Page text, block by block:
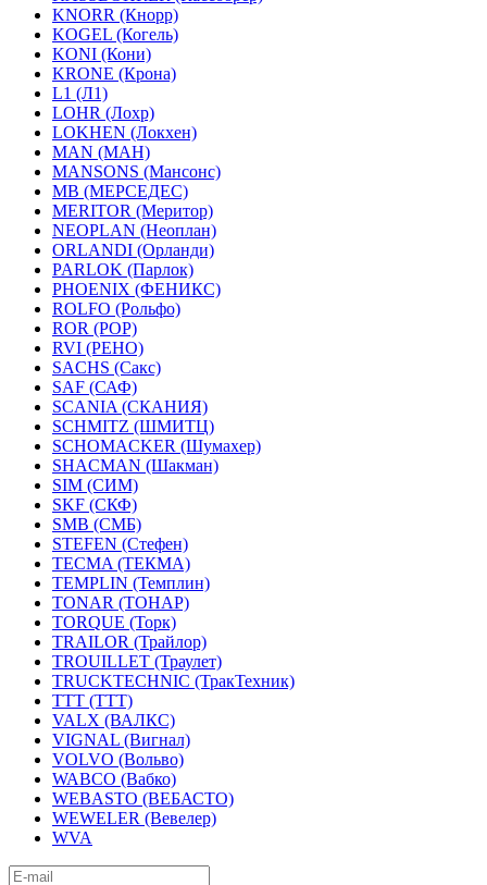
KNORR (Кнорр)
KOGEL (Когель)
KONI (Кони)
KRONE (Крона)
L1 (Л1)
LOHR (Лохр)
LOKHEN (Локхен)
MAN (МАН)
MANSONS (Мансонс)
MB (МЕРСЕДЕС)
MERITOR (Меритор)
NEOPLAN (Неоплан)
ORLANDI (Орланди)
PARLOK (Парлок)
PHOENIX (ФЕНИКС)
ROLFO (Рольфо)
ROR (РОР)
RVI (РЕНО)
SACHS (Сакс)
SAF (САФ)
SCANIA (СКАНИЯ)
SCHMITZ (ШМИТЦ)
SCHOMACKER (Шумахер)
SHACMAN (Шакман)
SIM (СИМ)
SKF (СКФ)
SMB (СМБ)
STEFEN (Стефен)
TECMA (ТЕКМА)
TEMPLIN (Темплин)
TONAR (ТОНАР)
TORQUE (Торк)
TRAILOR (Трайлор)
TROUILLET (Траулет)
TRUCKTECHNIC (ТракТехник)
TTT (ТТТ)
VALX (ВАЛКС)
VIGNAL (Вигнал)
VOLVO (Вольво)
WABCO (Вабко)
WEBASTO (ВЕБАСТО)
WEWELER (Вевелер)
WVA